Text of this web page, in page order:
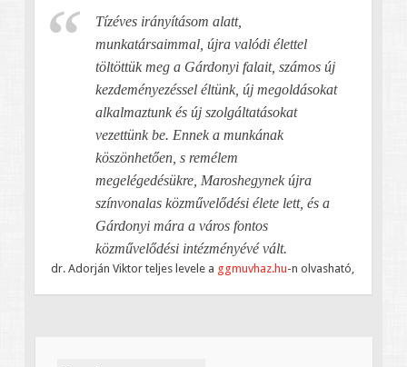
Tízéves irányításom alatt,
munkatársaimmal, újra valódi élettel
töltöttük meg a Gárdonyi falait, számos új
kezdeményezéssel éltünk, új megoldásokat
alkalmaztunk és új szolgáltatásokat
vezettünk be. Ennek a munkának
köszönhetően, s remélem
megelégedésükre, Maroshegynek újra
színvonalas közművelődési élete lett, és a
Gárdonyi mára a város fontos
közművelődési intézményévé vált.
dr. Adorján Viktor teljes levele a ggmuvhaz.hu-n olvasható,